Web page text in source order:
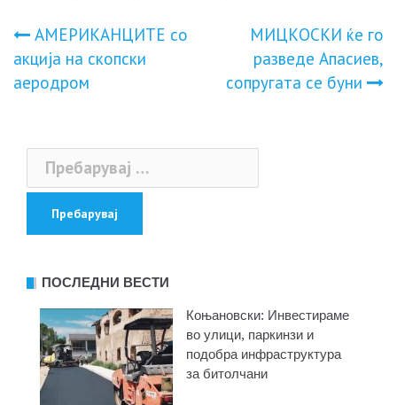
Навигација
на
АМЕРИКАНЦИТЕ со
акција на скопски
аеродром
МИЦКОСКИ ќе го
разведе Апасиев,
сопругата се буни
Пребарувај
за:
ПОСЛЕДНИ ВЕСТИ
Коњановски: Инвестираме
во улици, паркинзи и
подобра инфраструктура
за битолчани